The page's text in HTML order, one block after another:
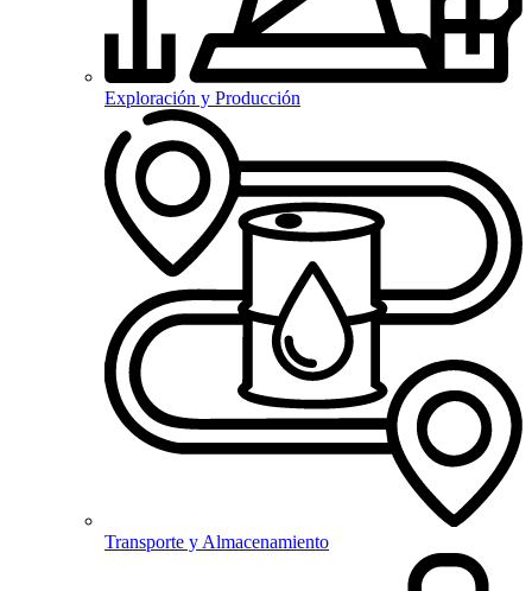
Exploración y Producción
Transporte y Almacenamiento